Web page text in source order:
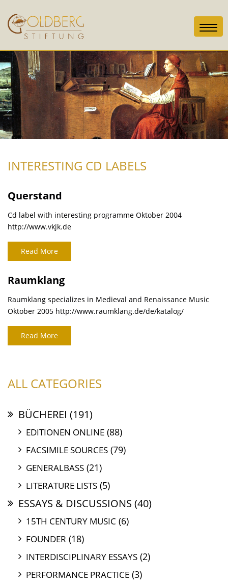
INTERESTING CD LABELS
Querstand
Cd label with interesting programme Oktober 2004
http://www.vkjk.de
Read More
Raumklang
Raumklang specializes in Medieval and Renaissance Music
Oktober 2005 http://www.raumklang.de/de/katalog/
Read More
ALL CATEGORIES
BÜCHEREI (191)
EDITIONEN ONLINE (88)
FACSIMILE SOURCES (79)
GENERALBASS (21)
LITERATURE LISTS (5)
ESSAYS & DISCUSSIONS (40)
15TH CENTURY MUSIC (6)
FOUNDER (18)
INTERDISCIPLINARY ESSAYS (2)
PERFORMANCE PRACTICE (3)